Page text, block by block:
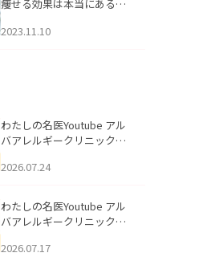
痩せる効果は本当にある
2023.11.10
わたしの名医Youtube アル
バアレルギークリニック札
える男性へ｜医師が教える
公開いたしました。
2026.07.24
わたしの名医Youtube アル
バアレルギークリニック札
跡にVビームは効く？向いて
2026.07.17